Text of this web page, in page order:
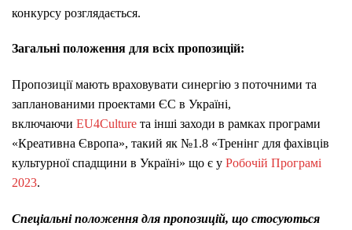
конкурсу розглядається.
Загальні положення для всіх пропозицій:
Пропозиції мають враховувати синергію з поточними та
запланованими проектами ЄС в Україні,
включаючи EU4Culture та інші заходи в рамках програми
«Креативна Європа», такий як №1.8 «Тренінг для фахівців
культурної спадщини в Україні» що є у Робочій Програмі
2023.
Спеціальні положення для пропозицій, що стосуються